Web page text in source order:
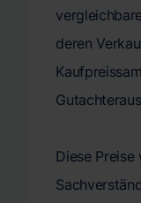
deren
Diese